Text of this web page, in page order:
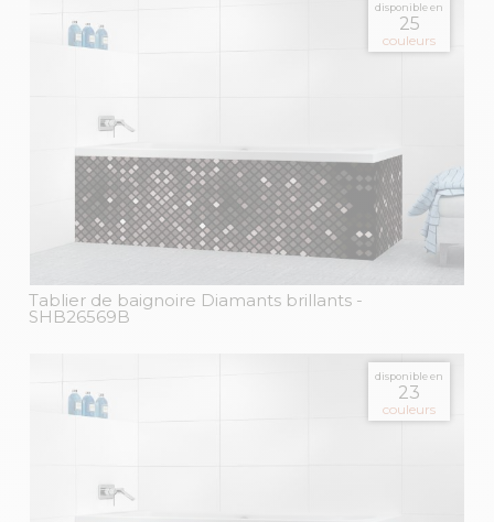
disponible en
25
couleurs
Tablier de baignoire Diamants brillants -
SHB26569B
disponible en
23
couleurs